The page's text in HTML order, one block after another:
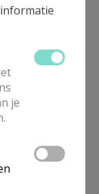
Lieve-
Heverlee
je